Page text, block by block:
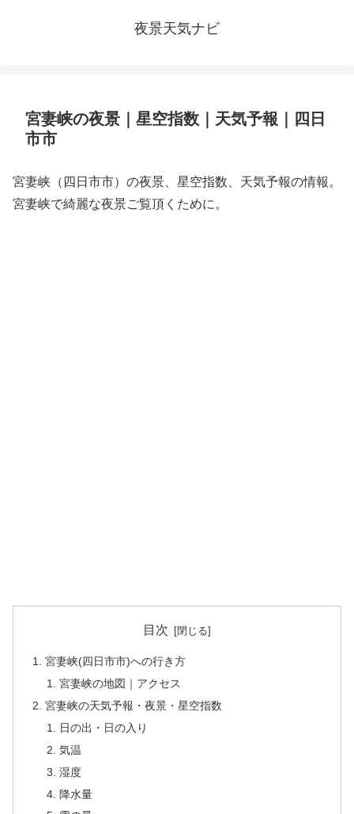
夜景天気ナビ
宮妻峡の夜景｜星空指数｜天気予報｜四日
市市
宮妻峡（四日市市）の夜景、星空指数、天気予報の情報。
宮妻峡で綺麗な夜景ご覧頂くために。
目次
宮妻峡(四日市市)への行き方
宮妻峡の地図｜アクセス
宮妻峡の天気予報・夜景・星空指数
日の出・日の入り
気温
湿度
降水量